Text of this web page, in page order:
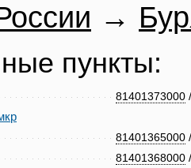
→
пункты:
81401373000
81401365000
81401368000